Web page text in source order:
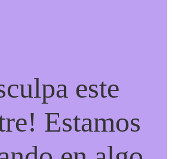
este
Estamos